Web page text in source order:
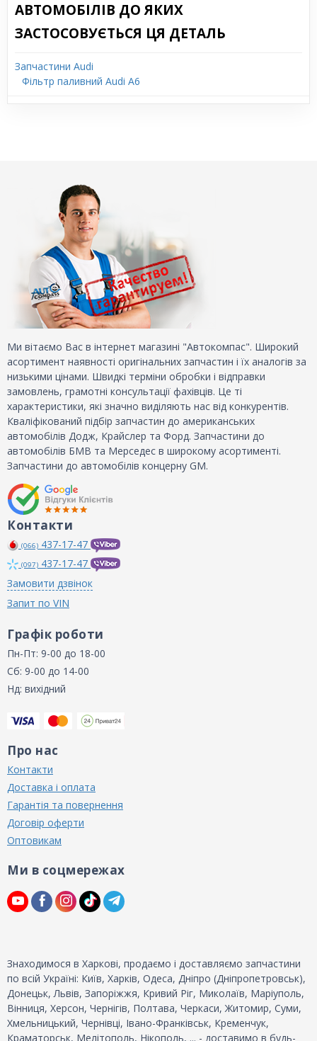
АВТОМОБІЛІВ ДО ЯКИХ
ЗАСТОСОВУЄТЬСЯ ЦЯ ДЕТАЛЬ
Запчастини Audi
Фільтр паливний Audi A6
Ми вітаємо Вас в інтернет магазині "Автокомпас". Широкий
асортимент наявності оригінальних запчастин і їх аналогів за
низькими цінами. Швидкі терміни обробки і відправки
замовлень, грамотні консультації фахівців. Це ті
характеристики, які значно виділяють нас від конкурентів.
Кваліфікований підбір запчастин до американських
автомобілів Додж, Крайслер та Форд. Запчастини до
автомобілів БМВ та Мерседес в широкому асортименті.
Запчастини до автомобілів концерну GM.
Контакти
(066) 437-17-47
(097) 437-17-47
Замовити дзвінок
Запит по VIN
Графік роботи
Пн-Пт: 9-00 до 18-00
Сб: 9-00 до 14-00
Нд: вихідний
Про нас
Контакти
Доставка і оплата
Гарантія та повернення
Договір оферти
Оптовикам
Ми в соцмережах
Знаходимося в Харкові, продаємо і доставляємо запчастини
по всій Україні: Київ, Харків, Одеса, Дніпро (Дніпропетровськ),
Донецьк, Львів, Запоріжжя, Кривий Ріг, Миколаїв, Маріуполь,
Вінниця, Херсон, Чернігів, Полтава, Черкаси, Житомир, Суми,
Хмельницький, Чернівці, Івано-Франківськ, Кременчук,
Краматорськ, Мелітополь, Нікополь, ... - доставимо в будь-